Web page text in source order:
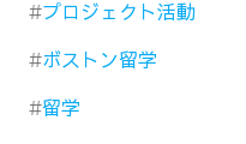
プロジェクト活動
ボストン留学
留学